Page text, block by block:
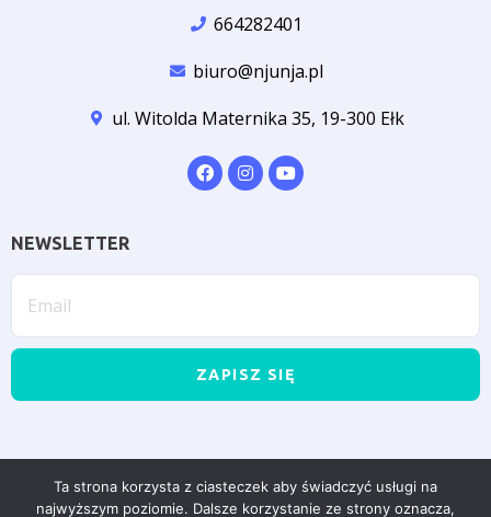
664282401
biuro@njunja.pl
ul. Witolda Maternika 35, 19-300 Ełk
NEWSLETTER
ZAPISZ SIĘ
Ta strona korzysta z ciasteczek aby świadczyć usługi na
najwyższym poziomie. Dalsze korzystanie ze strony oznacza,